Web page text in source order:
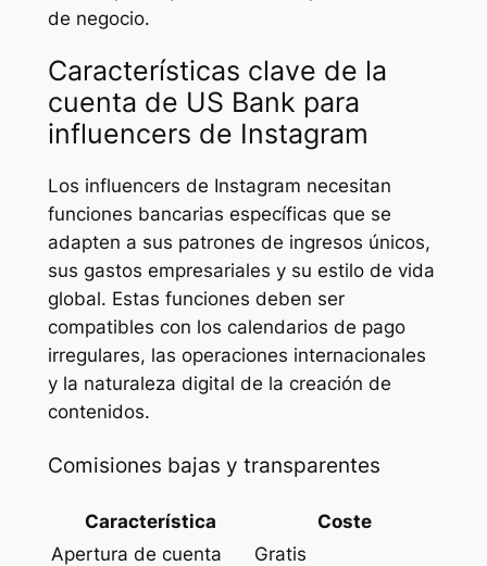
de negocio.
Características clave de la
cuenta de US Bank para
influencers de Instagram
Los influencers de Instagram necesitan
funciones bancarias específicas que se
adapten a sus patrones de ingresos únicos,
sus gastos empresariales y su estilo de vida
global. Estas funciones deben ser
compatibles con los calendarios de pago
irregulares, las operaciones internacionales
y la naturaleza digital de la creación de
contenidos.
Comisiones bajas y transparentes
Característica
Coste
Apertura de cuenta
Gratis